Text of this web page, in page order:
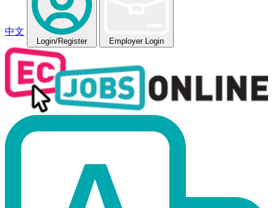
中文
Login/Register Employer Login